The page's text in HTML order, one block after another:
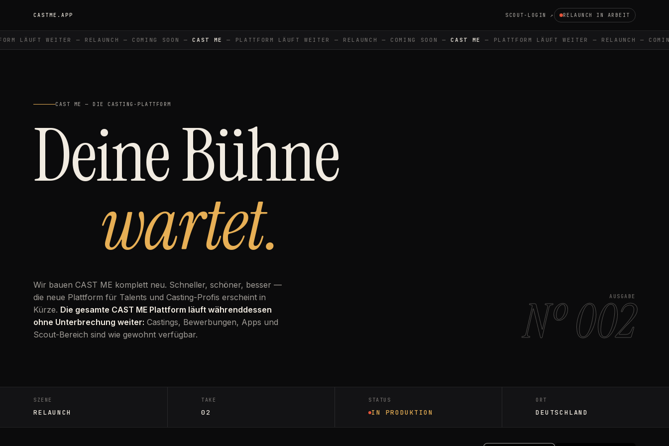
CASTME.APP SCOUT-LOGIN ↗ RELAUNCH IN ARBEIT
LÄUFT WEITER — RELAUNCH — COMING SOON —CAST ME— PLATTFORM LÄUFT WEITER — RELAUNCH — COMING SOON —CAST ME— PLATTFORM LÄUFT WEITER — RELAUNCH —
CAST ME — DIE CASTING-PLATTFORM
Deine Bühne
wartet.
Wir bauen CAST ME komplett neu. Schneller, schöner, besser —
die neue Plattform für Talents und Casting-Profis erscheint in
Kürze. Die gesamte CAST ME Plattform läuft währenddessen
ohne Unterbrechung weiter: Castings, Bewerbungen, Apps und
Scout-Bereich sind wie gewohnt verfügbar.
AUSGABE
Nº 002
SZENE
RELAUNCH
TAKE
02
STATUS
IN PRODUKTION
ORT
DEUTSCHLAND